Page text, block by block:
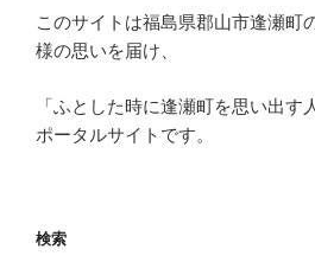
このサイトは福島県郡山市逢瀬町
様の思いを届け、
「ふとした時に逢瀬町を思い出す
ポータルサイトです。
検索